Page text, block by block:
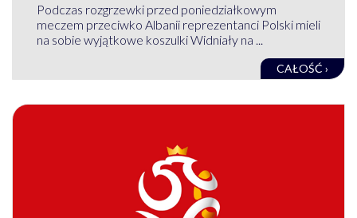
Podczas rozgrzewki przed poniedziałkowym
meczem przeciwko Albanii reprezentanci Polski mieli
na sobie wyjątkowe koszulki Widniały na ...
CAŁOŚĆ ›